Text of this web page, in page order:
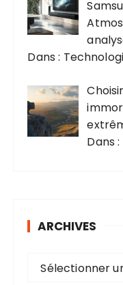
Dans :
Dans
ARCHIVES
Sélectionner